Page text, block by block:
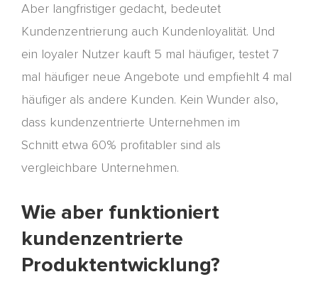
Aber langfristiger gedacht, bedeutet
Kundenzentrierung auch Kundenloyalität. Und
ein loyaler Nutzer kauft 5 mal häufiger, testet 7
mal häufiger neue Angebote und empfiehlt 4 mal
häufiger als andere Kunden. Kein Wunder also,
dass kundenzentrierte Unternehmen im
Schnitt etwa 60% profitabler sind als
vergleichbare Unternehmen.
Wie aber funktioniert
kundenzentrierte
Produktentwicklung?